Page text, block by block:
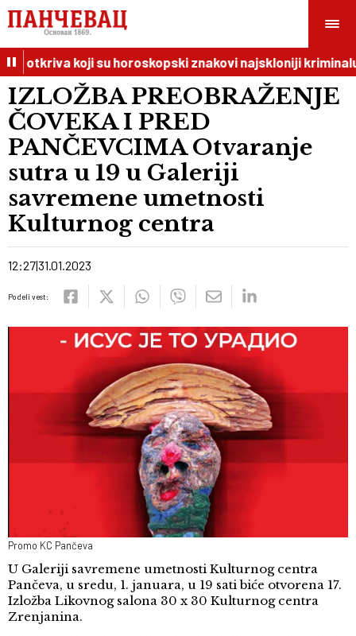
otkriva koji su horoskopski znakovi najskloniji kriminalu
IZLOŽBA PREOBRAŽENJE
ČOVEKA I PRED
PANČEVCIMA Otvaranje
sutra u 19 u Galeriji
savremene umetnosti
Kulturnog centra
12:2731.01.2023
Podeli vest:
Promo KC Pančeva
U Galeriji savremene umetnosti Kulturnog centra
Pančeva, u sredu, 1. januara, u 19 sati biće otvorena 17.
Izložba Likovnog salona 30 x 30 Kulturnog centra
Zrenjanina.